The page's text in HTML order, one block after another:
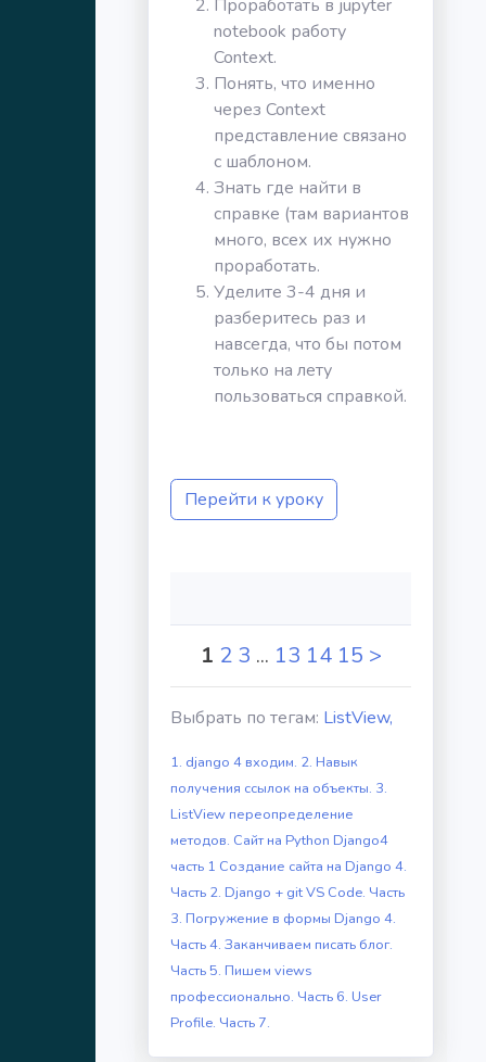
Проработать в jupyter
notebook работу
Context.
Понять, что именно
через Context
представление связано
с шаблоном.
Знать где найти в
справке (там вариантов
много, всех их нужно
проработать.
Уделите 3-4 дня и
разберитесь раз и
навсегда, что бы потом
только на лету
пользоваться справкой.
Перейти к уроку
1 2 3 ... 13 14 15 >
Выбрать по тегам: ListView,
1. django 4 входим. 2. Навык
получения ссылок на объекты. 3.
ListView переопределение
методов. Сайт на Python Django4
часть 1 Создание сайта на Django 4.
Часть 2. Django + git VS Code. Часть
3. Погружение в формы Django 4.
Часть 4. Заканчиваем писать блог.
Часть 5. Пишем views
профессионально. Часть 6. User
Profile. Часть 7.